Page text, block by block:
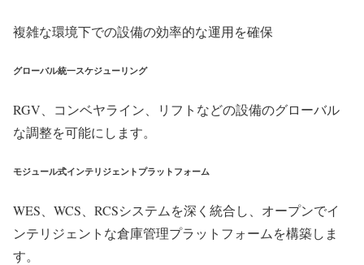
複雑な環境下での設備の効率的な運用を確保
グローバル統一スケジューリング
RGV、コンベヤライン、リフトなどの設備のグローバル
な調整を可能にします。
モジュール式インテリジェントプラットフォーム
WES、WCS、RCSシステムを深く統合し、オープンでイ
ンテリジェントな倉庫管理プラットフォームを構築しま
す。